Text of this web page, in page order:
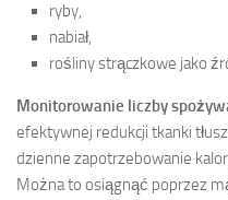
ryby,
nabiał,
rośliny strączkowe jako
Monitorowanie liczby
efektywnej redukcji tkanki
dzienne zapotrzebowanie
Można to osiągnąć poprzez